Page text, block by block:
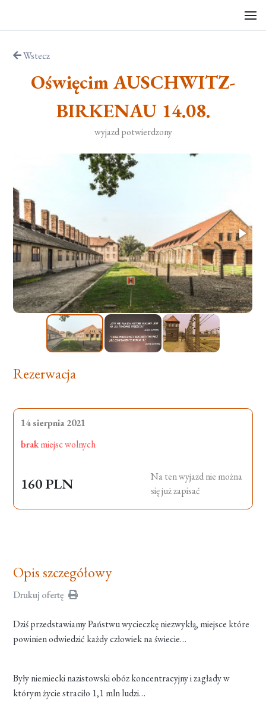
Wstecz
Oświęcim AUSCHWITZ-
BIRKENAU 14.08.
wyjazd potwierdzony
Rezerwacja
14 sierpnia 2021
brakmiejsc wolnych
160 PLN
Na ten wyjazd nie można
się już zapisać
Opis szczegółowy
Drukuj ofertę
Dziś przedstawiamy Państwu wycieczkę niezwykłą, miejsce które
powinien odwiedzić każdy człowiek na świecie…
Były niemiecki nazistowski obóz koncentracyjny i zagłady w
którym życie straciło 1,1 mln ludzi…